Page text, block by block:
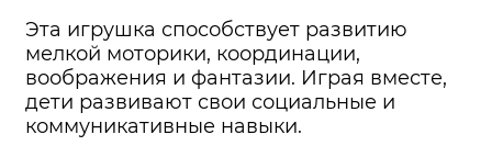
Эта игрушка способствует развитию
мелкой моторики, координации,
воображения и фантазии. Играя вместе,
дети развивают свои социальные и
коммуникативные навыки.